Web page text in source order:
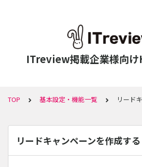
ITreview掲載企業様向
TOP 基本設定・機能一覧 リード
リードキャンペーンを作成する